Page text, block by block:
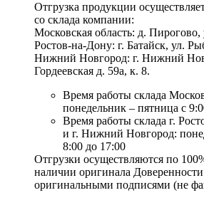
Отгрузка продукции
со склада компании:
Московская область: д.
Ростов-на-Дону: г. Батайск, ул.
Нижний Новгород: г. Нижний
Гордеевская д. 59а, к. 8.
Время работы склада
понедельник – пятница с
Время работы склада г.
и г. Нижний Новгород:
8:00 до 17:00
Отгрузки осуществляются по
наличии оригинала Доверенности
оригинальными подписями (не